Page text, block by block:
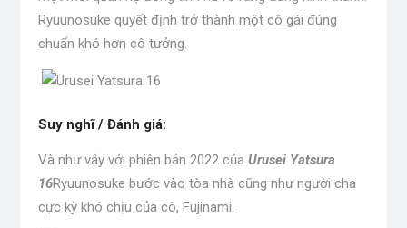
Ryuunosuke quyết định trở thành một cô gái đúng
chuẩn khó hơn cô tưởng.
Suy nghĩ / Đánh giá:
Và như vậy với phiên bản 2022 của Urusei Yatsura
16Ryuunosuke bước vào tòa nhà cũng như người cha
cực kỳ khó chịu của cô, Fujinami.